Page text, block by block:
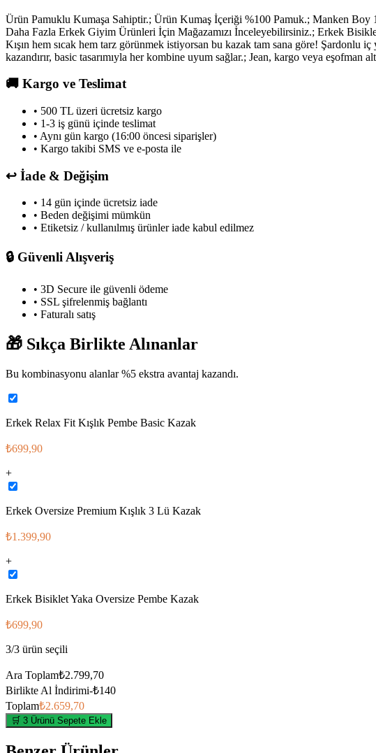
Ürün Pamuklu Kumaşa Sahiptir.; Ürün Kumaş İçeriği %100 Pamuk.; Manken Boy
Daha Fazla Erkek Giyim Ürünleri İçin Mağazamızı İnceleyebilirsiniz.; Erkek
Kışın hem sıcak hem tarz görünmek istiyorsan bu kazak tam sana göre! Şardonlu
kazandırır, basic tasarımıyla her kombine uyum sağlar.; Jean, kargo veya
🚚 Kargo ve Teslimat
• 500 TL üzeri ücretsiz kargo
• 1-3 iş günü içinde teslimat
• Aynı gün kargo (16:00 öncesi siparişler)
• Kargo takibi SMS ve e-posta ile
↩️ İade & Değişim
• 14 gün içinde ücretsiz iade
• Beden değişimi mümkün
• Etiketsiz / kullanılmış ürünler iade kabul edilmez
🔒 Güvenli Alışveriş
• 3D Secure ile güvenli ödeme
• SSL şifrelenmiş bağlantı
• Faturalı satış
🎁 Sıkça Birlikte Alınanlar
Bu kombinasyonu alanlar %5 ekstra avantaj kazandı.
Erkek Relax Fit Kışlık Pembe Basic Kazak
₺699,90
+
Erkek Oversize Premium Kışlık 3 Lü Kazak
₺1.399,90
+
Erkek Bisiklet Yaka Oversize Pembe Kazak
₺699,90
3/3 ürün seçili
Ara Toplam₺2.799,70
Birlikte Al İndirimi-₺140
Toplam₺2.659,70
🛒 3 Ürünü Sepete Ekle